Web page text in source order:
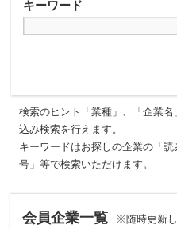
キーワード
検索のヒント「業種」、「企業
込み検索を行えます。
キーワードはお探しの企業の「
号」等で検索いただけます。
会員企業一覧 ※随時更新